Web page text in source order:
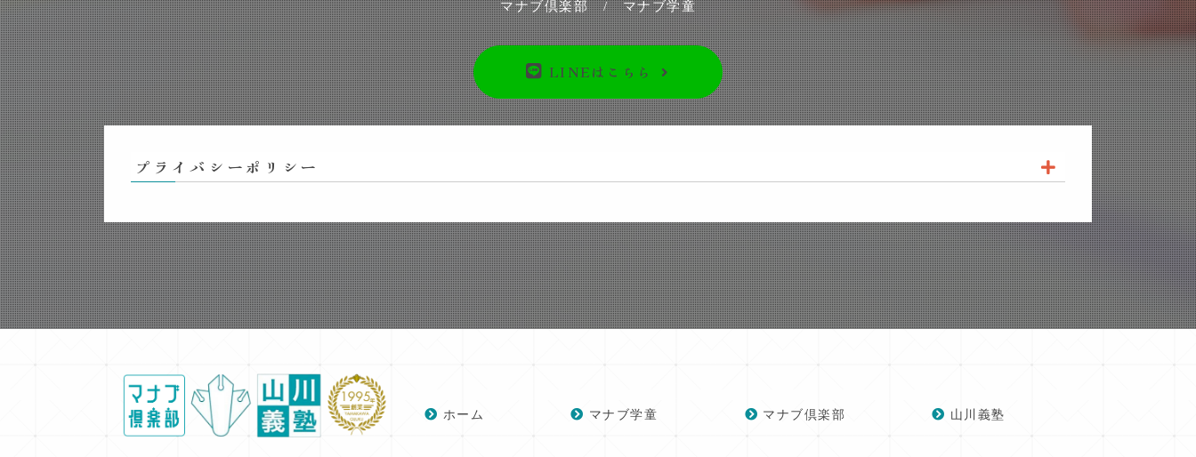
マナブ倶楽部 / マナブ学童
LINEはこちら
プライバシーポリシー
ホーム マナブ学童 マナブ倶楽部 山川義塾